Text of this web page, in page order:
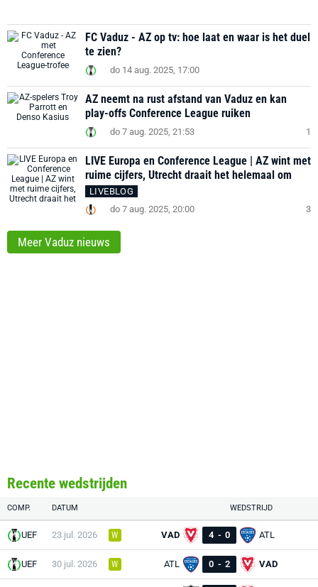
FC Vaduz - AZ op tv: hoe laat en waar is het duel
te zien?
do 14 aug. 2025, 17:00
AZ neemt na rust afstand van Vaduz en kan
play-offs Conference League ruiken
do 7 aug. 2025, 21:53 1
LIVE Europa en Conference League | AZ wint met
ruime cijfers, Utrecht draait het helemaal om
LIVEBLOG
do 7 aug. 2025, 20:00
3
Meer Vaduz nieuws
Recente wedstrijden
COMP. DATUM WEDSTRIJD
UEF 23 jul. 2026 W VAD 4 - 0 ATL
UEF 30 jul. 2026 W ATL 0 - 2 VAD